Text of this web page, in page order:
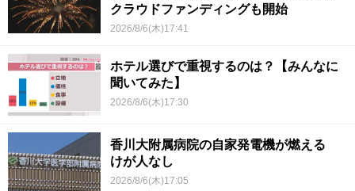
クラウドファンディングも開始
2026/8/6(木)17:41
ホテル選びで重視するのは？【みんなに
聞いてみた】
2026/8/6(木)17:30
香川大附属病院の自家発電機が燃える
けが人なし
2026/8/6(木)17:05